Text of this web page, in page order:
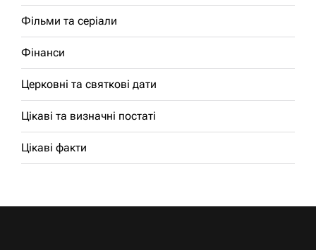
Фільми та серіали
Фінанси
Церковні та святкові дати
Цікаві та визначні постаті
Цікаві факти